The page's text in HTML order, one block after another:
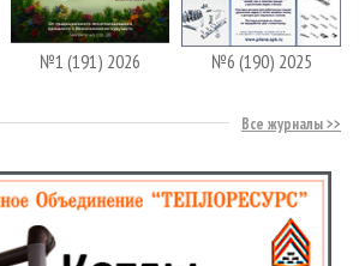
№1 (191) 2026 №6 (190) 2025
Все журналы